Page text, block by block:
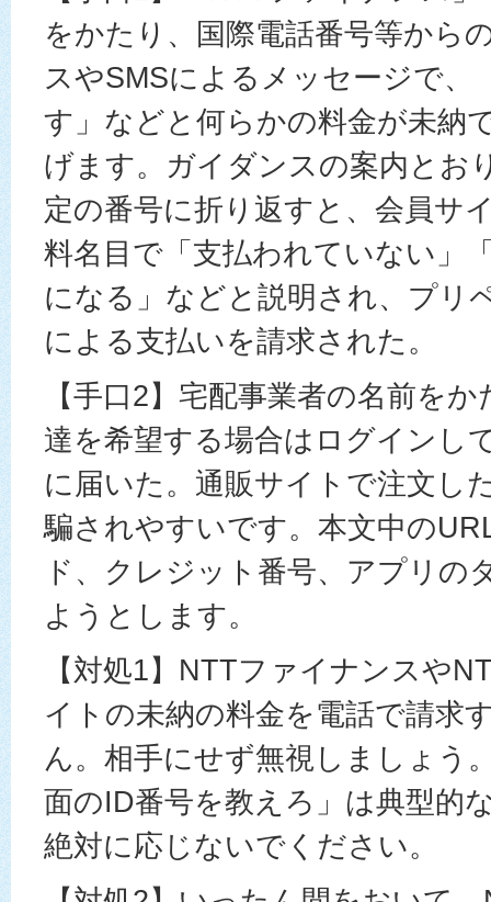
をかたり、国際電話番号等から
スやSMSによるメッセージで、
す」などと何らかの料金が未納
げます。ガイダンスの案内とお
定の番号に折り返すと、会員サ
料名目で「支払われていない」
になる」などと説明され、プリ
による支払いを請求された。
【手口2】宅配事業者の名前を
達を希望する場合はログインし
に届いた。通販サイトで注文し
騙されやすいです。本文中の
ド、クレジット番号、アプリの
ようとします。
【対処1】NTTファイナンスや
イトの未納の料金を電話で請求
ん。相手にせず無視しましょう
面のID番号を教えろ」は典型的
絶対に応じないでください。